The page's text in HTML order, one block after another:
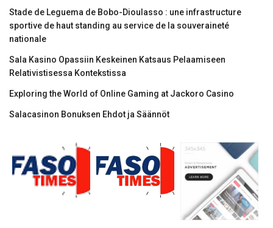
Stade de Leguema de Bobo-Dioulasso : une infrastructure
sportive de haut standing au service de la souveraineté
nationale
Sala Kasino Opassiin Keskeinen Katsaus Pelaamiseen
Relativistisessa Kontekstissa
Exploring the World of Online Gaming at Jackoro Casino
Salacasinon Bonuksen Ehdot ja Säännöt